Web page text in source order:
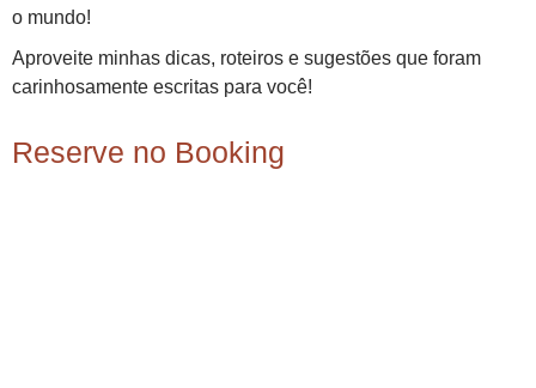
o mundo!
Aproveite minhas dicas, roteiros e sugestões que foram
carinhosamente escritas para você!
Reserve no Booking